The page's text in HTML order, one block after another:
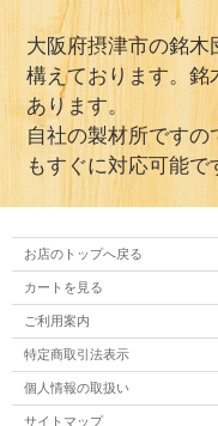
大阪府摂津市の銘木
構えております。銘
あります。
自社の製材所です
もすぐに対応可能で
お店のトップへ戻る
カートを見る
ご利用案内
特定商取引法表示
個人情報の取扱い
サイトマップ